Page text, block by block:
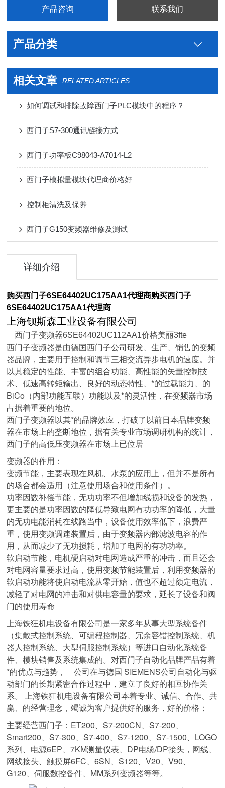
产品咨询 联系我们
产品分类
相关文章 RELATED ARTICLES
如何调试和排除故障西门子PLC模块中的程序？
西门子S7-300通讯链接方式
西门子功率板C98043-A7014-L2
西门子模拟量模块代理商价格好
控制柜清洗及保养
西门子G150变频器维修及测试
详细介绍
购买西门子6SE64402UC175AA1代理商购买西门子
6SE64402UC175AA1代理商
上海钡斯森工业设备有限公司
西门子变频器6SE64402UC112AA1价格美丽3fte
西门子变频器是由德国西门子公司研发、生产、销售的变频
器品牌，主要用于控制和调节三相交流异步电机的速度。并
以其稳定的性能、丰富的组合功能、高性能的矢量控制技
术、低速高转矩输出、良好的动态特性、*的过载能力、的
BiCo（内部功能互联）功能以及*的灵活性，在变频器市场
占据着重要的地位。
西门子变频器以其*的品牌效应，打破了以前日本品牌变频
器在市场上的垄断地位，据有关专业市场调研机构的统计，
西门子的高低压变频器在市场上已位居
变频器的作用：
变频节能，主要表现在风机、水泵的应用上，但并不是所有
的场合都会适用（注意使用场合和使用条件）。
功率因数补偿节能，无功功率不但增加线损和设备的发热，
更主要的是功率因数的降低导致电网有功功率的降低，大量
的无功电能消耗在线路当中，设备使用效率低下，浪费严
重，使用变频调速装置后，由于变频器内部滤波电容的作
用，从而减少了无功损耗，增加了电网的有功功率。
软启动节能，电机硬启动对电网造成严重的冲击，而且还会
对电网容量要求过高，使用变频节能装置后，利用变频器的
软启动功能将使启动电流从零开始，值也不超过额定电流，
减轻了对电网的冲击和对供电容量的要求，延长了设备和阀
门的使用寿命
上海铁狂机电设备有限公司是一家多年从事大型系统备件
（集散式控制系统、可编程控制器、冗余容错控制系统、机
器人控制系统、大型伺服控制系统）等进口自动化系统备
件、模块销售及系统集成的。对西门子自动化品牌产品有着
*的优点与趋势， 公司在与德国 SIEMENS公司自动化与驱
动部门的长期紧密合作过程中，建立了良好的相互协作关
系。 上海铁狂机电设备有限公司本着专业、诚信、合作、共
赢、的经营理念，竭诚为客户提供好的服务，好的价格；
主要经营西门子：ET200、S7-200CN、S7-200、
Smart200、S7-300、S7-400、S7-1200、S7-1500、LOGO
系列、电源6EP、7KM测量仪表、DP电缆/DP接头，网线、
网线接头、触摸屏6FC、6SN、S120、V20、V90、
G120、伺服数控备件、MM系列变频器等等。